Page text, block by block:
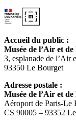
Accueil du public :
Musée de l’Air et de
3, esplanade de l’Air
93350 Le Bourget
Adresse postale :
Musée de l’Air et de
Aéroport de Paris-Le
CS 90005 – 93352